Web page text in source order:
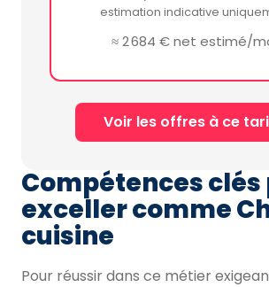
estimation indicative
≈ 2 684 € net estimé/
Voir les offres à ce
Compétences clés
exceller comme
cuisine
Pour réussir dans ce métier